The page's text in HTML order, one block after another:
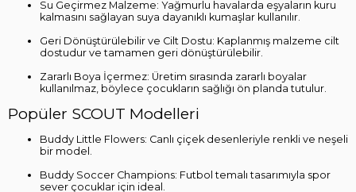
Su Geçirmez Malzeme: Yağmurlu havalarda eşyaların kuru
kalmasını sağlayan suya dayanıklı kumaşlar kullanılır.
Geri Dönüştürülebilir ve Cilt Dostu: Kaplanmış malzeme cilt
dostudur ve tamamen geri dönüştürülebilir.
Zararlı Boya İçermez: Üretim sırasında zararlı boyalar
kullanılmaz, böylece çocukların sağlığı ön planda tutulur.
Popüler SCOUT Modelleri
Buddy Little Flowers: Canlı çiçek desenleriyle renkli ve neşeli
bir model.
Buddy Soccer Champions: Futbol temalı tasarımıyla spor
sever çocuklar için ideal.